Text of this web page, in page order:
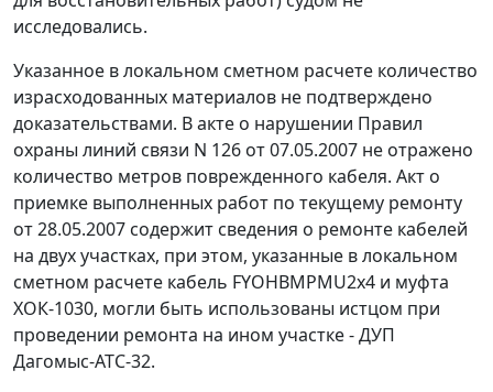
исследовались.
Указанное в локальном сметном расчете количество
израсходованных материалов не подтверждено
доказательствами. В акте о нарушении Правил
охраны линий связи N 126 от 07.05.2007 не отражено
количество метров поврежденного кабеля. Акт о
приемке выполненных работ по текущему ремонту
от 28.05.2007 содержит сведения о ремонте кабелей
на двух участках, при этом, указанные в локальном
сметном расчете кабель FYOHBMPMU2x4 и муфта
ХОК-1030, могли быть использованы истцом при
проведении ремонта на ином участке - ДУП
Дагомыс-АТС-32.